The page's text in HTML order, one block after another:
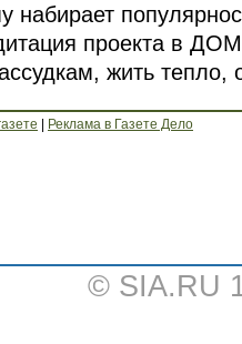
набирает
проекта в
жить
Реклама в Газете Дело
© SIA.RU